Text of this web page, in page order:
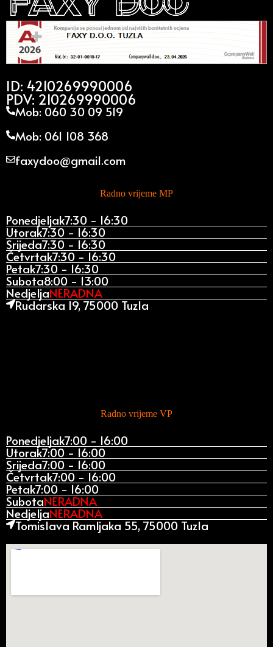
ID: 4210269990006
PDV: 210269990006
Mob: 060 30 09 519
Mob: 061 108 368
faxydoo@gmail.com
Radno vrijeme MP
Ponedjeljak7:30 - 16:30
Utorak7:30 - 16:30
Srijeda7:30 - 16:30
Četvrtak7:30 - 16:30
Petak7:30 - 16:30
Subota8:00 - 13:00
NedjeljaNERADNA
Rudarska 19, 75000 Tuzla
Radno vrijeme VP
Ponedjeljak7:00 - 16:00
Utorak7:00 - 16:00
Srijeda7:00 - 16:00
Četvrtak7:00 - 16:00
Petak7:00 - 16:00
SubotaNERADNA
NedjeljaNERADNA
Tomislava Ramljaka 55, 75000 Tuzla